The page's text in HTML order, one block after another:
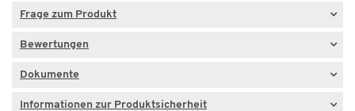
Frage zum Produkt
Bewertungen
Dokumente
Informationen zur Produktsicherheit